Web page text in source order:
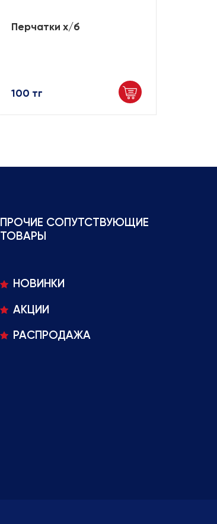
Перчатки х/б
100 тг
ПРОЧИЕ СОПУТСТВУЮЩИЕ
ТОВАРЫ
НОВИНКИ
АКЦИИ
РАСПРОДАЖА